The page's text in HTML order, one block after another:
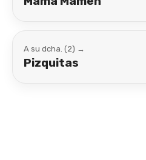
A su dcha. (2) →
Pizquitas